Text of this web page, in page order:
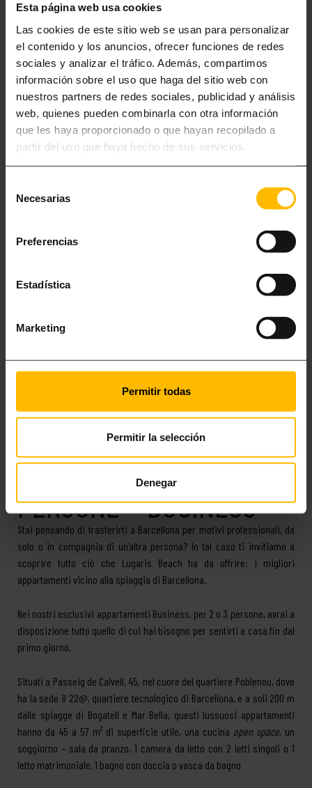
Esta página web usa cookies
Las cookies de este sitio web se usan para personalizar
el contenido y los anuncios, ofrecer funciones de redes
sociales y analizar el tráfico. Además, compartimos
información sobre el uso que haga del sitio web con
nuestros partners de redes sociales, publicidad y análisis
web, quienes pueden combinarla con otra información
que les haya proporcionado o que hayan recopilado a
partir del uso que haya hecho de sus servicios.
Necesarias
Preferencias
Estadística
Marketing
Permitir todas
Permitir la selección
Denegar
ALTRE NOTIZIE INTERESSANTI
APPARTAMENTI A BARCELLONA DA 2 A 3 PERSONE – BUSINESS Stai
pensando di trasferirti a Barcellona per motivi professionali, da solo
o in compagnia di un’altra persona? In tal caso ti invitiamo a scoprire
APPARTAMENTI A
BARCELLONA DA 2 A 3
PERSONE – BUSINESS
Stai pensando di trasferirti a Barcellona per motivi professionali, da
solo o in compagnia di un’altra persona? In tal caso ti invitiamo a
scoprire tutto ciò che Lugaris Beach ha da offrire: i migliori
appartamenti vicino alla spiaggia di Barcellona.
Nei nostri esclusivi appartamenti Business, per 2 o 3 persone, avrai a
disposizione tutto quello di cui hai bisogno per sentirti a casa fin dal
primo giorno.
Situati a Passeig de Calvell, 45, nel cuore del quartiere Poblenou, dove
ha la sede il 22@, quartiere tecnologico di Barcellona, e a soli 200 m
dalle spiagge di Bogatell e Mar Bella, questi lussuosi appartamenti
hanno da 45 a 57 m² di superficie utile, una cucina open space, un
soggiorno – sala da pranzo, 1 camera da letto con 2 letti singoli o 1
letto matrimoniale, 1 bagno con doccia o vasca da bagno